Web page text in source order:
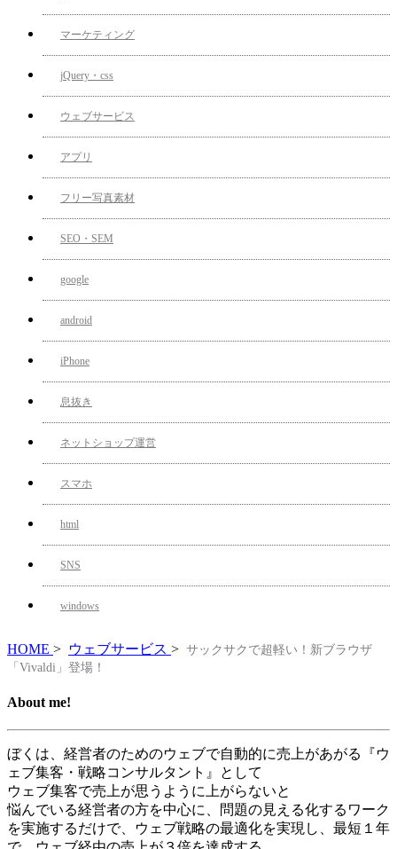
マーケティング
jQuery・css
ウェブサービス
アプリ
フリー写真素材
SEO・SEM
google
android
iPhone
息抜き
ネットショップ運営
スマホ
html
SNS
windows
HOME > ウェブサービス > サックサクで超軽い！新ブラウザ
「Vivaldi」登場！
About me!
ぼくは、経営者のためのウェブで自動的に売上があがる『ウ
ェブ集客・戦略コンサルタント』として
ウェブ集客で売上が思うように上がらないと
悩んでいる経営者の方を中心に、問題の見える化するワーク
を実施するだけで、ウェブ戦略の最適化を実現し、最短１年